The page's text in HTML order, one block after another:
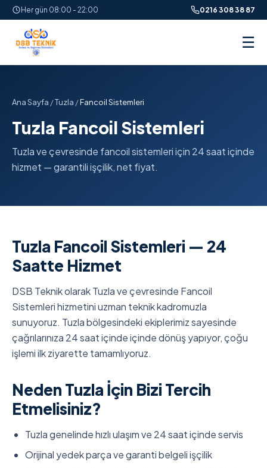
Her gün 08:00 - 22:00 0216 308 38 87
☰
Ana Sayfa /Tuzla /Fancoil Sistemleri
Tuzla Fancoil Sistemleri
Tuzla ve çevresinde fancoil sistemleri için 24 saat içinde
hizmet — garantili işçilik, net fiyat.
Tuzla Fancoil Sistemleri — 24
Saatte Hizmet
DSB Teknik olarak Tuzla ve çevresinde Fancoil
Sistemleri hizmetini uzman teknik kadromuzla
sunuyoruz. Tuzla bölgesindeki ekiplerimiz sayesinde
çağrılarınıza 24 saat içinde içinde dönüş yapıyor, çoğu
işlemi ilk ziyarette tamamlıyoruz.
Neden Tuzla İçin Bizi Tercih
Etmelisiniz?
Tuzla genelinde hızlı ulaşım ve 24 saat içinde servis
Orijinal yedek parça ve garanti belgeli işçilik